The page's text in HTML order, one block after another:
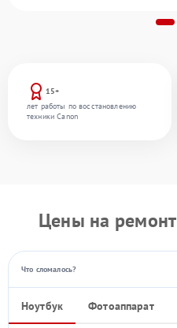
15+
лет работы по восстановлению
техники Canon
Цены на ремонт
Что сломалось?
Ноутбук Фотоаппарат